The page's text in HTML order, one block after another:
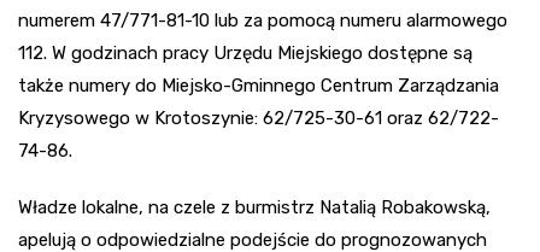
numerem 47/771-81-10 lub za pomocą numeru alarmowego
112. W godzinach pracy Urzędu Miejskiego dostępne są
także numery do Miejsko-Gminnego Centrum Zarządzania
Kryzysowego w Krotoszynie: 62/725-30-61 oraz 62/722-
74-86.
Władze lokalne, na czele z burmistrz Natalią Robakowską,
apelują o odpowiedzialne podejście do prognozowanych